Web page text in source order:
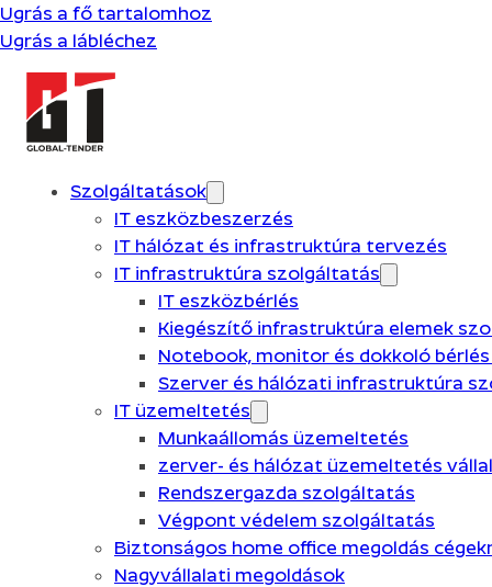
Ugrás a fő tartalomhoz
Ugrás a lábléchez
Szolgáltatások
IT eszközbeszerzés
IT hálózat és infrastruktúra tervezés
IT infrastruktúra szolgáltatás
IT eszközbérlés
Kiegészítő infrastruktúra elemek
Notebook, monitor és dokkoló
Szerver és hálózati infrastruktúra
IT üzemeltetés
Munkaállomás üzemeltetés
zerver- és hálózat üzemeltetés
Rendszergazda szolgáltatás
Végpont védelem szolgáltatás
Biztonságos home office megoldás
Nagyvállalati megoldások